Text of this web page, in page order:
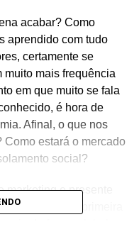
acabar? Como
aprendido com tudo
certamente se
muito mais frequência
em que muito se fala
é hora de
Afinal, o que nos
estará o mercado
social?
marketing e presente
que essa é a primeira